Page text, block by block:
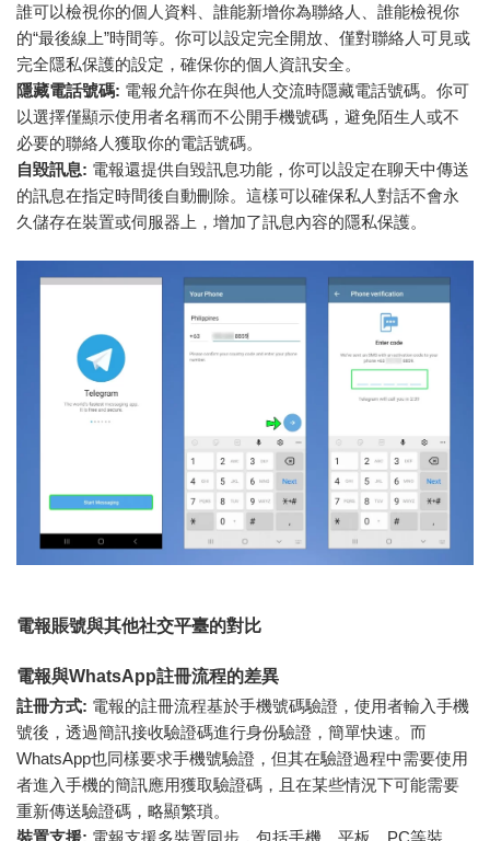
誰可以檢視你的個人資料、誰能新增你為聯絡人、誰能檢視你
的“最後線上”時間等。你可以設定完全開放、僅對聯絡人可見或
完全隱私保護的設定，確保你的個人資訊安全。
隱藏電話號碼: 電報允許你在與他人交流時隱藏電話號碼。你可
以選擇僅顯示使用者名稱而不公開手機號碼，避免陌生人或不
必要的聯絡人獲取你的電話號碼。
自毀訊息: 電報還提供自毀訊息功能，你可以設定在聊天中傳送
的訊息在指定時間後自動刪除。這樣可以確保私人對話不會永
久儲存在裝置或伺服器上，增加了訊息內容的隱私保護。
電報賬號與其他社交平臺的對比
電報與WhatsApp註冊流程的差異
註冊方式: 電報的註冊流程基於手機號碼驗證，使用者輸入手機
號後，透過簡訊接收驗證碼進行身份驗證，簡單快速。而
WhatsApp也同樣要求手機號驗證，但其在驗證過程中需要使用
者進入手機的簡訊應用獲取驗證碼，且在某些情況下可能需要
重新傳送驗證碼，略顯繁瑣。